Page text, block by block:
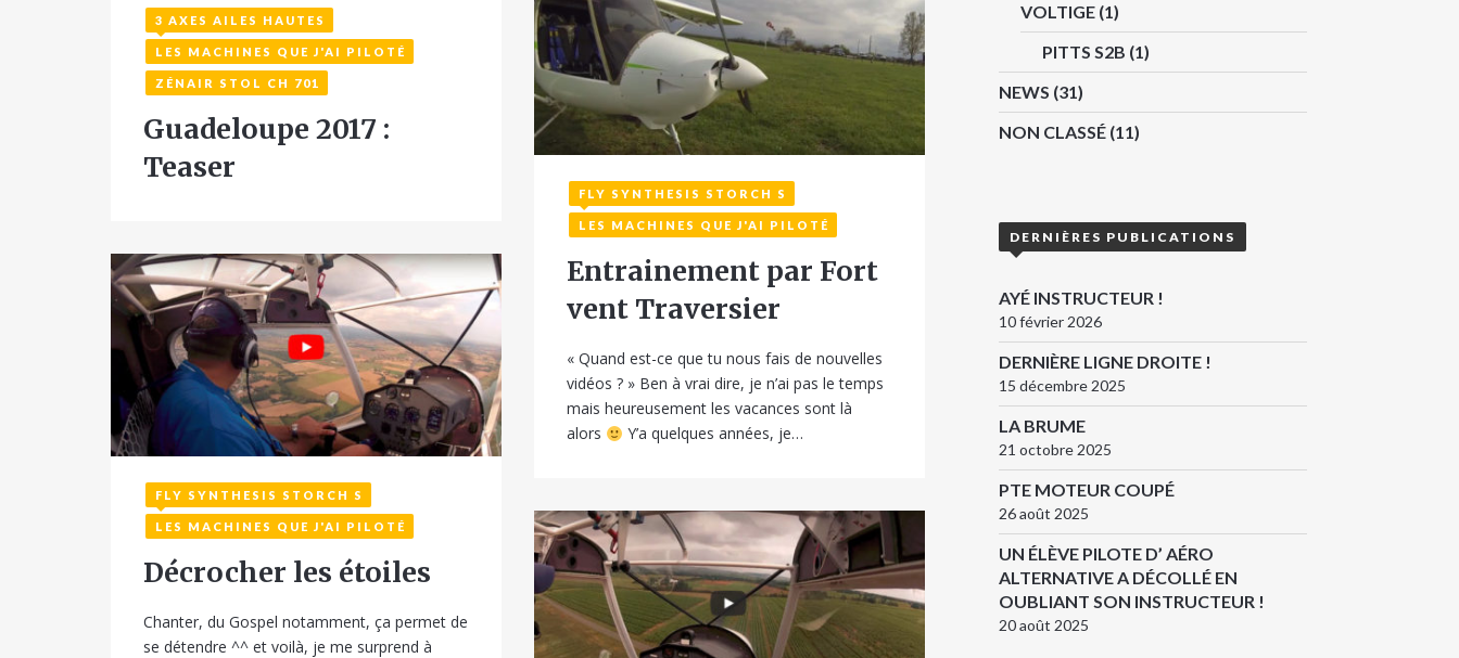
VOLTIGE (1)
PITTS S2B (1)
NEWS (31)
NON CLASSÉ (11)
DERNIÈRES PUBLICATIONS
AYÉ INSTRUCTEUR !
10 février 2026
DERNIÈRE LIGNE DROITE !
15 décembre 2025
LA BRUME
21 octobre 2025
PTE MOTEUR COUPÉ
26 août 2025
UN ÉLÈVE PILOTE D’ AÉRO
ALTERNATIVE A DÉCOLLÉ EN
OUBLIANT SON INSTRUCTEUR !
20 août 2025
23 août 2017
3 AXES AILES HAUTES
LES MACHINES QUE J'AI PILOTÉ
ZÉNAIR STOL CH 701
Guadeloupe 2017 :
Teaser
27 avril 2017
FLY SYNTHESIS STORCH S
LES MACHINES QUE J'AI PILOTÉ
Entrainement par Fort
vent Traversier
« Quand est-ce que tu nous fais de nouvelles
vidéos ? » Ben à vrai dire, je n’ai pas le temps
mais heureusement les vacances sont là
alors
Y’a quelques années, je…
26 avril 2017
FLY SYNTHESIS STORCH S
LES MACHINES QUE J'AI PILOTÉ
Décrocher les étoiles
Chanter, du Gospel notamment, ça permet de
se détendre ^^ et voilà, je me surprend à